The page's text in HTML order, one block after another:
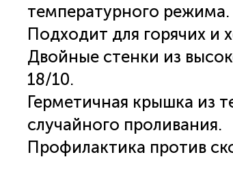
температурного режима.
Подходит для горячих и
Двойные стенки из
18/10.
Герметичная крышка из
случайного проливания.
Профилактика против